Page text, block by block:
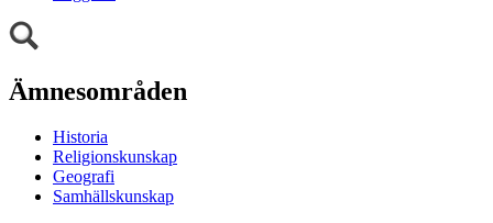
Ämnesområden
Historia
Religionskunskap
Geografi
Samhällskunskap